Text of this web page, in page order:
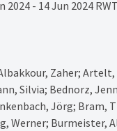
2024 - 14 Jun 2024
Zaher; Artelt,
Silvia; Bednorz,
Jörg; Bram,
Werner; Burmeister,